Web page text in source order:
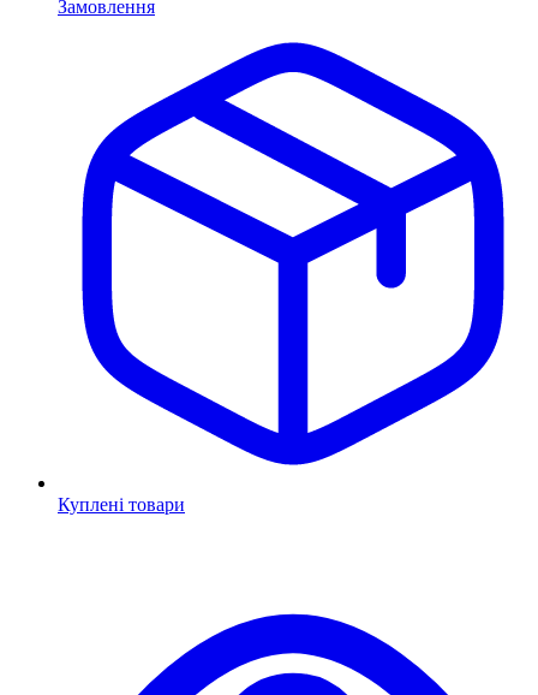
Замовлення
Куплені товари